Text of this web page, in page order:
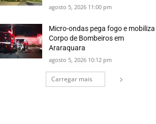
agosto 5, 2026 11:00 pm
Micro-ondas pega fogo e mobiliza
Corpo de Bombeiros em
Araraquara
agosto 5, 2026 10:12 pm
Carregar mais